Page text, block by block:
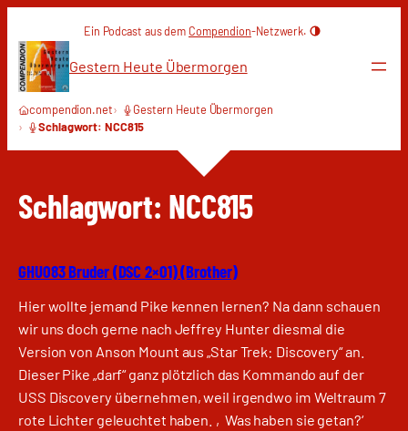
Inhalt
springen
Ein Podcast aus dem Compendion-Netzwerk.
Gestern Heute Übermorgen
compendion.net
Gestern Heute Übermorgen
Schlagwort: NCC815
Schlagwort: NCC815
GHU083 Bruder (DSC 2×01) (Brother)
Hier wollte jemand Pike kennen lernen? Na dann schauen
wir uns doch gerne nach Jeffrey Hunter diesmal die
Version von Anson Mount aus „Star Trek: Discovery“ an.
Dieser Pike „darf“ ganz plötzlich das Kommando auf der
USS Discovery übernehmen, weil irgendwo im Weltraum 7
rote Lichter geleuchtet haben. ‚Was haben sie getan?‘